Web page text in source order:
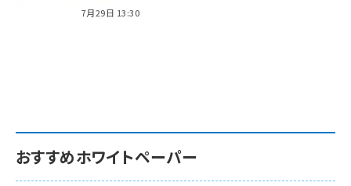
7月29日 13:30
おすすめホワイトペーパー